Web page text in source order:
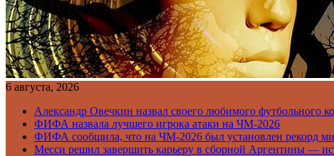
6 августа, 2026
Александр Овечкин назвал своего любимого футбольного
ФИФА назвала лучшего игрока атаки на ЧМ-2026
ФИФА сообщила, что на ЧМ-2026 был установлен рекорд
Месси решил завершить карьеру в сборной Аргентины —